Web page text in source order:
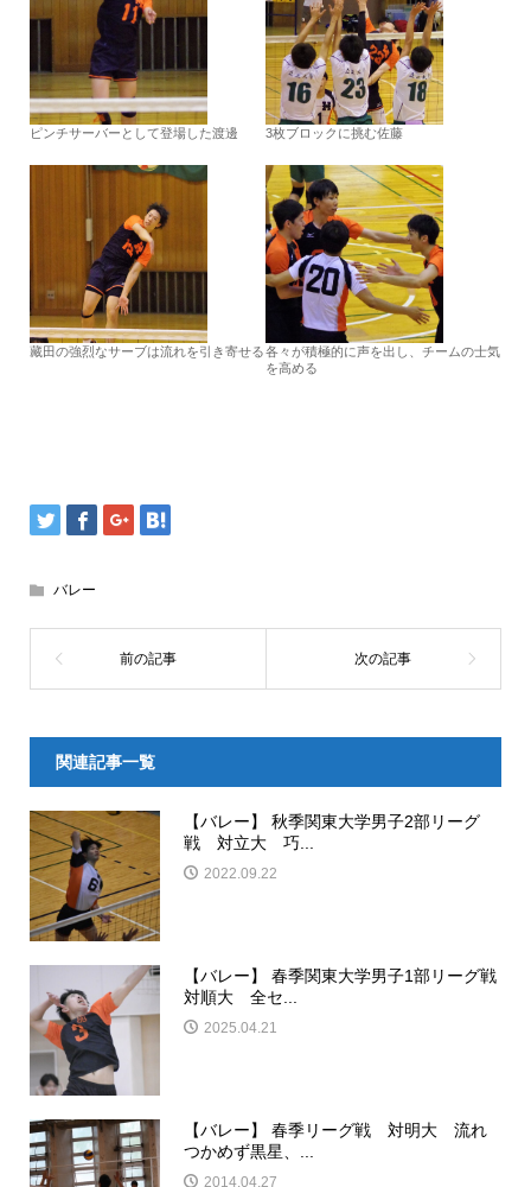
ピンチサーバーとして登場した渡邊 3枚ブロックに挑む佐藤
藏田の強烈なサーブは流れを引き寄せる各々が積極的に声を出し、チームの士気
を高める
バレー
関連記事一覧
【バレー】 秋季関東大学男子2部リーグ
戦 対立大 巧...
2022.09.22
【バレー】 春季関東大学男子1部リーグ戦
対順大 全セ...
2025.04.21
【バレー】 春季リーグ戦 対明大 流れ
つかめず黒星、...
2014.04.27